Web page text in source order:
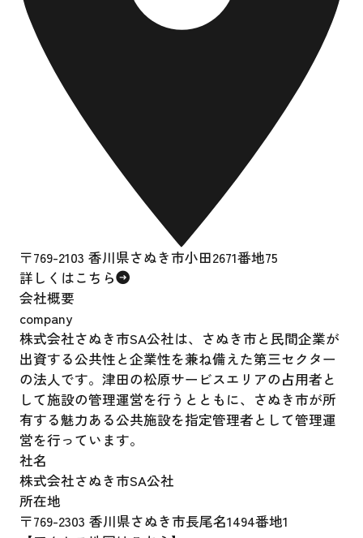
〒769-2103 香川県さぬき市小田2671番地75
詳しくはこちら
会社概要
company
株式会社さぬき市SA公社は、さぬき市と民間企業が
出資する公共性と企業性を兼ね備えた第三セクター
の法人です。津田の松原サービスエリアの占用者と
して施設の管理運営を行うとともに、さぬき市が所
有する魅力ある公共施設を指定管理者として管理運
営を行っています。
社名
株式会社さぬき市SA公社
所在地
〒769-2303 香川県さぬき市長尾名1494番地1